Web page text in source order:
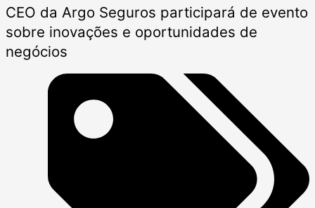
CEO da Argo Seguros participará de evento
sobre inovações e oportunidades de
negócios